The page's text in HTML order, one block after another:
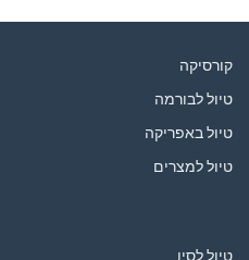
קורסיקה
טיול לבורמה
טיול באפריקה
טיול למצרים
טיול לסין